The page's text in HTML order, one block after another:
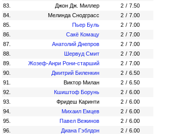
83.
Джон Дж. Миллер 2 / 7.50
84.
Мелинда Снодграсс 2 / 7.00
85.
Пьер Буль 2 / 7.00
86.
Сакё Комацу 2 / 7.00
87.
Анатолий Днепров 2 / 7.00
88.
Шервуд Смит 2 / 7.00
89.
Жозеф-Анри Рони-старший 2 / 7.00
90.
Дмитрий Биленкин 2 / 6.50
91.
Виктор Милан 2 / 6.50
92.
Кшиштоф Борунь 2 / 6.00
93.
Фридеш Каринти 2 / 6.00
94.
Михаил Емцев 2 / 6.00
95.
Павел Вежинов 2 / 6.00
96.
Диана Гэблдон 2 / 6.00